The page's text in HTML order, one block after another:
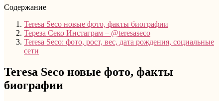
Содержание
Teresa Seco новые фото, факты биографии
Тереза ​​Секо Инстаграм – @teresaseco
Teresa Seco: фото, рост, вес, дата рождения, социальные
сети
Teresa Seco новые фото, факты
биографии